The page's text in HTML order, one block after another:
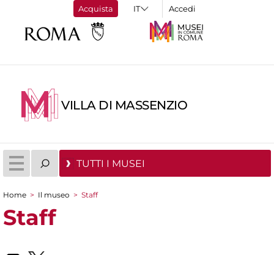
Acquista Accedi
VILLA DI MASSENZIO
TUTTI I MUSEI
Tu sei qui
Home > Il museo > Staff
Staff